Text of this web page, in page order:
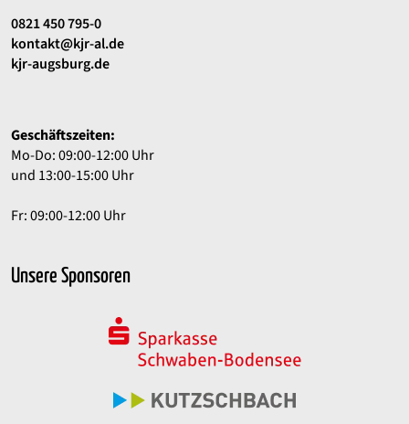
0821 450 795-0
kontakt@kjr-al.de
kjr-augsburg.de
Geschäftszeiten:
Mo-Do: 09:00-12:00 Uhr
und 13:00-15:00 Uhr
Fr: 09:00-12:00 Uhr
Unsere Sponsoren